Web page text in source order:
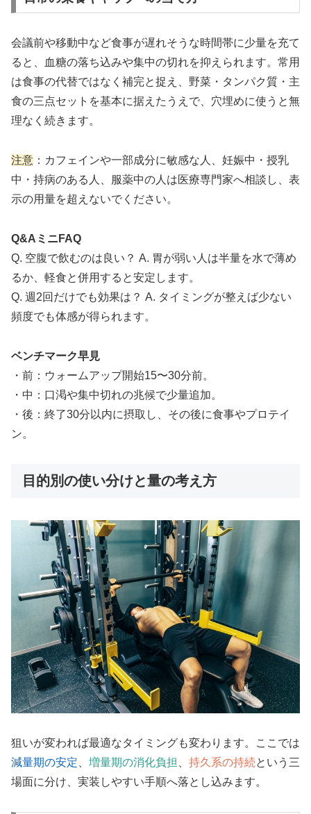
会議前や移動中など食事が遅れそうな時間帯に少量を充て
ると、血糖の落ち込みや集中の切れを抑えられます。常用
は食事の代替ではなく補完と捉え、野菜・タンパク質・主
食の三点セットを基本に据えたうえで、穴埋めに使うと無
理なく続きます。
注意 ：カフェインや一部成分に敏感な人、妊娠中・授乳
中・持病のある人、服薬中の人は医療専門家へ相談し、表
示の用量を超えないでください。
Q&AミニFAQ
Q. 空腹で飲むのは良い？ A. 胃が弱い人は半量を水で薄め
るか、軽食と併用すると安定します。
Q. 週2回だけでも効果は？ A. タイミングが整えば少ない
頻度でも体感が得られます。
ベンチマーク早見
・前：ウォームアップ開始15〜30分前。
・中：口渇や集中切れの兆候で少量追加。
・後：終了30分以内に摂取し、その後に食事やプロテイ
ン。
目的別の使い分けと量の考え方
狙いが変われば最適なタイミングも変わります。ここでは
減量期の安定
増量期の消化負担 持久系の持続という三
場面に分け、実装しやすい手順へ落とし込みます。